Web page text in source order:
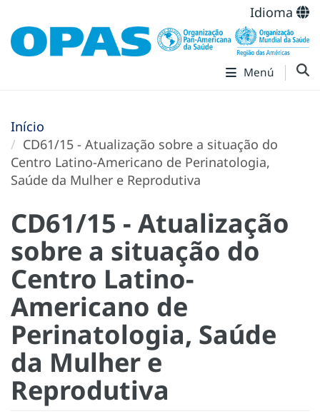
Idioma
Menú
Início
CD61/15 - Atualização sobre a situação do
Centro Latino-Americano de Perinatologia,
Saúde da Mulher e Reprodutiva
CD61/15 - Atualização
sobre a situação do
Centro Latino-
Americano de
Perinatologia, Saúde
da Mulher e
Reprodutiva